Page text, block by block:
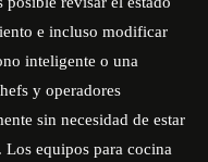
e incluso modificar
inteligente o una
y operadores
sin necesidad de estar
Los equipos para cocina